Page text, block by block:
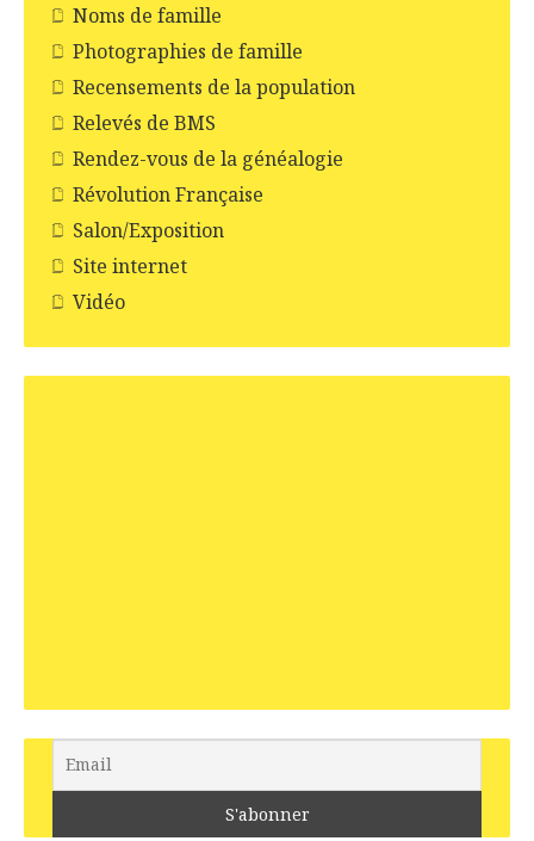
Noms de famille
Photographies de famille
Recensements de la population
Relevés de BMS
Rendez-vous de la généalogie
Révolution Française
Salon/Exposition
Site internet
Vidéo